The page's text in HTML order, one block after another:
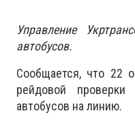
Управление
автобусов.
Сообщается, что 22
рейдовой проверки
автобусов на линию.